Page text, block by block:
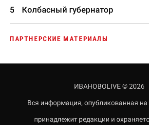
Колбасный губернатор
ПАРТНЕРСКИЕ МАТЕРИАЛЫ
ИВАНОВОLIVE © 2026
Вся информация, опубликованная на
принадлежит редакции и